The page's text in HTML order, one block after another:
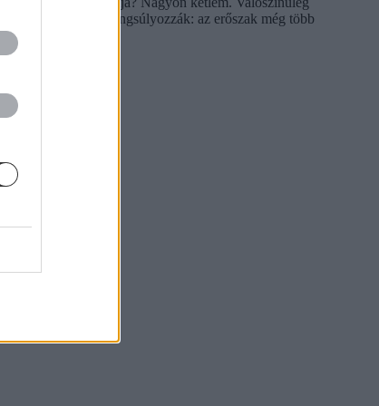
tanárt, hogy hangsúlyozzák: az erőszak még több